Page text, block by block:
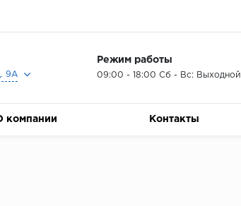
9А
Режим работы
09:00 - 18:00 Сб - Вс: Выходной
компании Контакты